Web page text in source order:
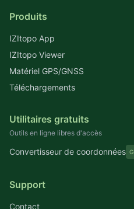
Produits
IZItopo App
IZItopo Viewer
Matériel GPS/GNSS
Téléchargements
Utilitaires gratuits
Outils en ligne libres d'accès
Convertisseur de coordonnées
Support
Contact